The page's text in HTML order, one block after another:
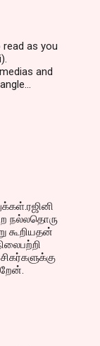
as you
and
நல்லதொரு
கூறியதன்